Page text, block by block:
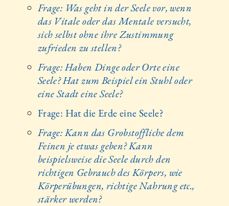
Frage: Was geht in der Seele vor, wenn
das Vitale oder das Mentale versucht,
sich selbst ohne ihre Zustimmung
zufrieden zu stellen?
Frage: Haben Dinge oder Orte eine
Seele? Hat zum Beispiel ein Stuhl oder
eine Stadt eine Seele?
Frage: Hat die Erde eine Seele?
Frage: Kann das Grobstoffliche dem
Feinen je etwas geben? Kann
beispielsweise die Seele durch den
richtigen Gebrauch des Körpers, wie
Körperübungen, richtige Nahrung etc.,
stärker werden?